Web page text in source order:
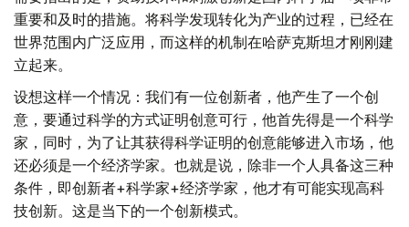
重要和及时的措施。将科学发现转化为产业的过程，已经在
世界范围内广泛应用，而这样的机制在哈萨克斯坦才刚刚建
立起来。
设想这样一个情况：我们有一位创新者，他产生了一个创
意，要通过科学的方式证明创意可行，他首先得是一个科学
家，同时，为了让其获得科学证明的创意能够进入市场，他
还必须是一个经济学家。也就是说，除非一个人具备这三种
条件，即创新者+科学家+经济学家，他才有可能实现高科
技创新。这是当下的一个创新模式。